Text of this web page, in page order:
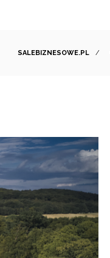
SALEBIZNESOWE.PL /